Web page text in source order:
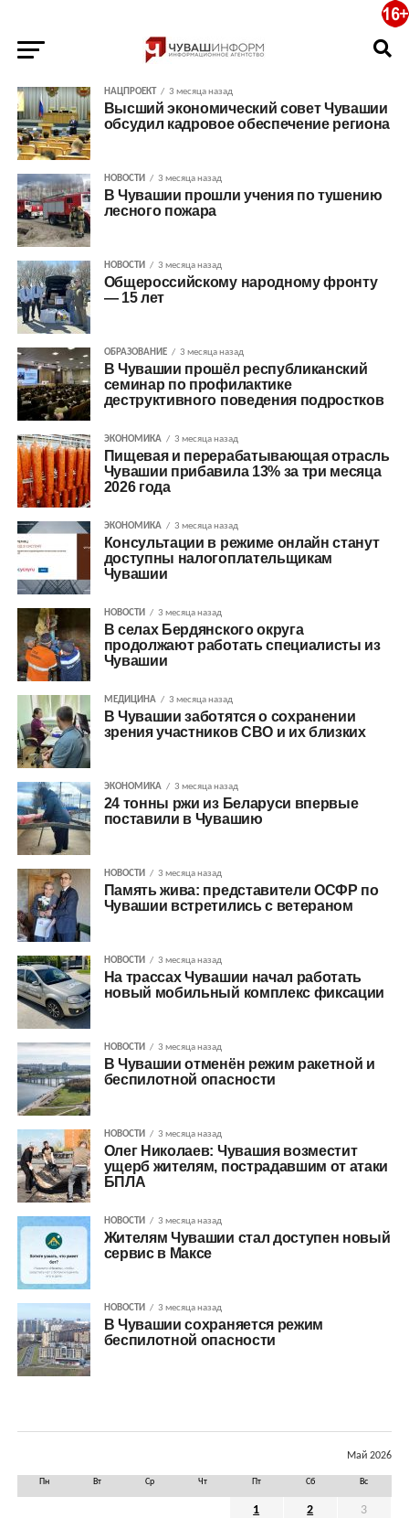
НАЦПРОЕКТ 3 месяца назад
Высший экономический совет Чувашии
обсудил кадровое обеспечение региона
НОВОСТИ 3 месяца назад
В Чувашии прошли учения по тушению
лесного пожара
НОВОСТИ 3 месяца назад
Общероссийскому народному фронту
— 15 лет
ОБРАЗОВАНИЕ 3 месяца назад
В Чувашии прошёл республиканский
семинар по профилактике
деструктивного поведения подростков
ЭКОНОМИКА 3 месяца назад
Пищевая и перерабатывающая отрасль
Чувашии прибавила 13% за три месяца
2026 года
ЭКОНОМИКА 3 месяца назад
Консультации в режиме онлайн станут
доступны налогоплательщикам
Чувашии
НОВОСТИ 3 месяца назад
В селах Бердянского округа
продолжают работать специалисты из
Чувашии
МЕДИЦИНА 3 месяца назад
В Чувашии заботятся о сохранении
зрения участников СВО и их близких
ЭКОНОМИКА 3 месяца назад
24 тонны ржи из Беларуси впервые
поставили в Чувашию
НОВОСТИ 3 месяца назад
Память жива: представители ОСФР по
Чувашии встретились с ветераном
НОВОСТИ 3 месяца назад
На трассах Чувашии начал работать
новый мобильный комплекс фиксации
НОВОСТИ 3 месяца назад
В Чувашии отменён режим ракетной и
беспилотной опасности
НОВОСТИ 3 месяца назад
Олег Николаев: Чувашия возместит
ущерб жителям, пострадавшим от атаки
БПЛА
НОВОСТИ 3 месяца назад
Жителям Чувашии стал доступен новый
сервис в Максе
НОВОСТИ 3 месяца назад
В Чувашии сохраняется режим
беспилотной опасности
Май 2026
Пн Вт Ср Чт Пт Сб Вс
1 2 3